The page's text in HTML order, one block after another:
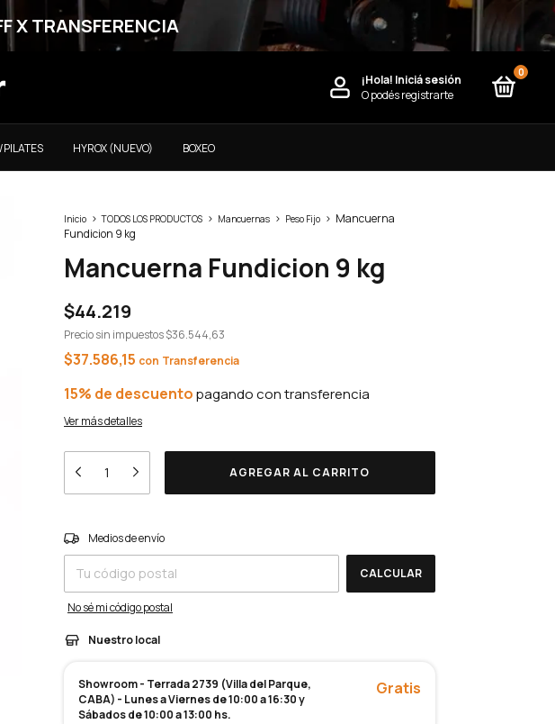
X TRANSFERENCIA
¡Hola! Iniciá sesión
O podés registrarte
0
HYROX (NUEVO) BOXEO
Inicio > TODOS LOS PRODUCTOS > Mancuernas > Peso Fijo > Mancuerna
Fundicion 9 kg
Mancuerna Fundicion 9 kg
$44.219
Precio sin impuestos$36.544,63
$37.586,15 con
15% de descuento
Ver más detalles
Entregas para el CP:
Medios de envío
CALCULAR
No sé mi código postal
Nuestro local
Showroom - Terrada 2739 (Villa del Parque,
CABA) - Lunes a Viernes de 10:00 a 16:30 y
Sábados de 10:00 a 13:00 hs.
Gratis